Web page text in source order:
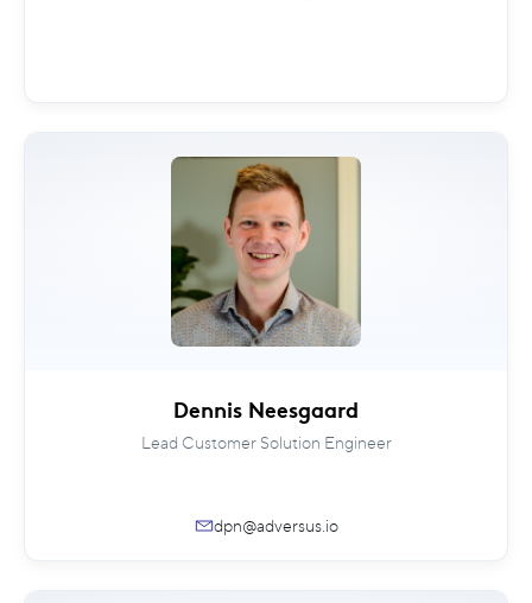
Dennis Neesgaard
Lead Customer Solution Engineer
dpn@adversus.io